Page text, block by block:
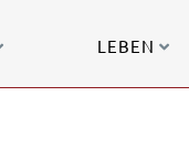
LEBEN